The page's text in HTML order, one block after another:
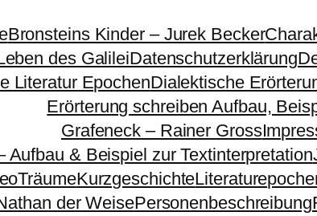
Bronsteins Kinder – Jurek Becker
des GalileiDatenschutzerklärung
Literatur EpochenDialektische
Erörterung schreiben Aufbau,
Grafeneck – Rainer Gross
Aufbau & Beispiel zur Textinterpretation
Kurzgeschichte
der WeisePersonenbeschreibung